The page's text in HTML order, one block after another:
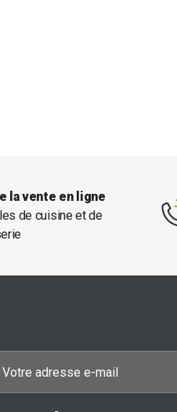
la vente en ligne
de cuisine et de